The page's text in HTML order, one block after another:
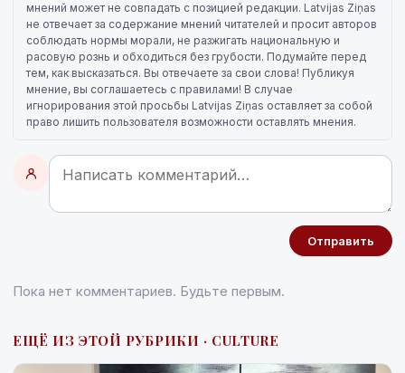
мнений может не совпадать с позицией редакции. Latvijas Ziņas
не отвечает за содержание мнений читателей и просит авторов
соблюдать нормы морали, не разжигать национальную и
расовую рознь и обходиться без грубости. Подумайте перед
тем, как высказаться. Вы отвечаете за свои слова! Публикуя
мнение, вы соглашаетесь с правилами! В случае
игнорирования этой просьбы Latvijas Ziņas оставляет за собой
право лишить пользователя возможности оставлять мнения.
Отправить
Пока нет комментариев. Будьте первым.
ЕЩЁ ИЗ ЭТОЙ РУБРИКИ · CULTURE